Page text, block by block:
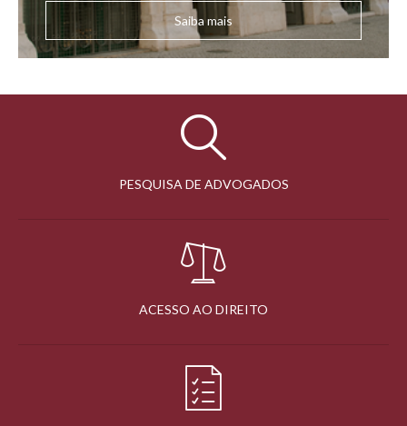
Saiba mais
PESQUISA DE ADVOGADOS
ACESSO AO DIREITO